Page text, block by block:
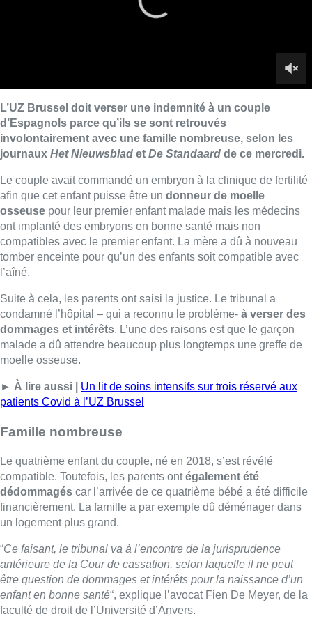
afin que cet enfant puisse être un
compatibles avec le premier enfant. La mère a dû à nouveau
tomber enceinte pour qu’un des enfants soit compatible avec
Suite à cela, les parents ont saisi la justice. Le tribunal a
condamné l’hôpital – qui a reconnu le problème-
dommages et intérêts. L’une des raisons est que le garçon
malade a dû attendre beaucoup plus longtemps une greffe de
moelle osseuse.
► À lire aussi | Un lit de soins intensifs sur trois réservé aux
patients Covid à l’UZ Brussel
Famille nombreuse
Le quatrième enfant du couple, né en 2018, s’est révélé
dédommagéscar l’arrivée de ce quatrième bébé a été difficile
financièrement. La famille a par exemple dû déménager dans
un logement plus grand.
“Ce faisant, le tribunal va à l’encontre de la jurisprudence
antérieure de la Cour de cassation, selon laquelle il ne peut
être question de dommages et intérêts pour la naissance d’un
enfant en bonne santé“, explique l’avocat Fien De Meyer, de la
de tomber enceinte, mais il s’est avéré incompatible
génétiquement” avec le frère aîné, a de son côté réagi l’UZ
Brussel, sollicité par Belga. “Les parents ont été dédommagés
et les procédures de notre clinique de la fertilité ont été
renforcées pour éviter qu’une telle situation ne se représente à
l’avenir
Avec Belga – Photo :Belga
■ Un reportage de Marie-Noëlle Dinant, Nicolas
Scheenaerts et Corinne De Beul